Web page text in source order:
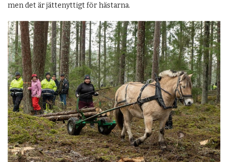
men det är jättenyttigt för hästarna.